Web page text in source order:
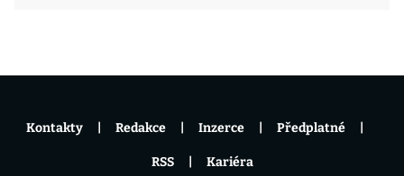
Kontakty Redakce Inzerce Předplatné
RSS Kariéra